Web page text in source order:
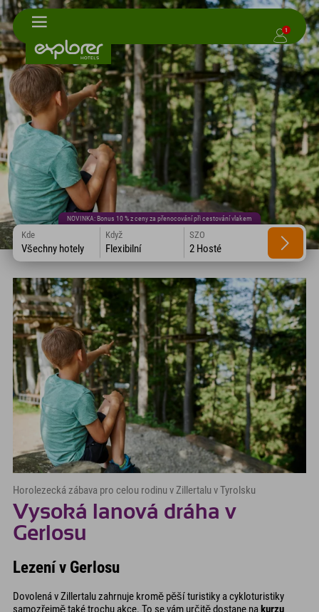
1
NOVINKA: Bonus 10 % z ceny za přenocování při cestování vlakem
Kde
Všechny hotely
Když
Flexibilní
SZO
2 Hosté
Horolezecká zábava pro celou rodinu v Zillertalu v Tyrolsku
Vysoká lanová dráha v
Gerlosu
Lezení v Gerlosu
Dovolená v Zillertalu zahrnuje kromě pěší turistiky a cykloturistiky
samozřejmě také trochu akce. To se vám určitě dostane nakurzu